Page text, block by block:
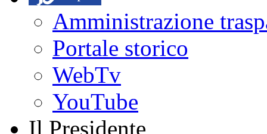
MENU DI
PARLAMENTO
Vai al menu di